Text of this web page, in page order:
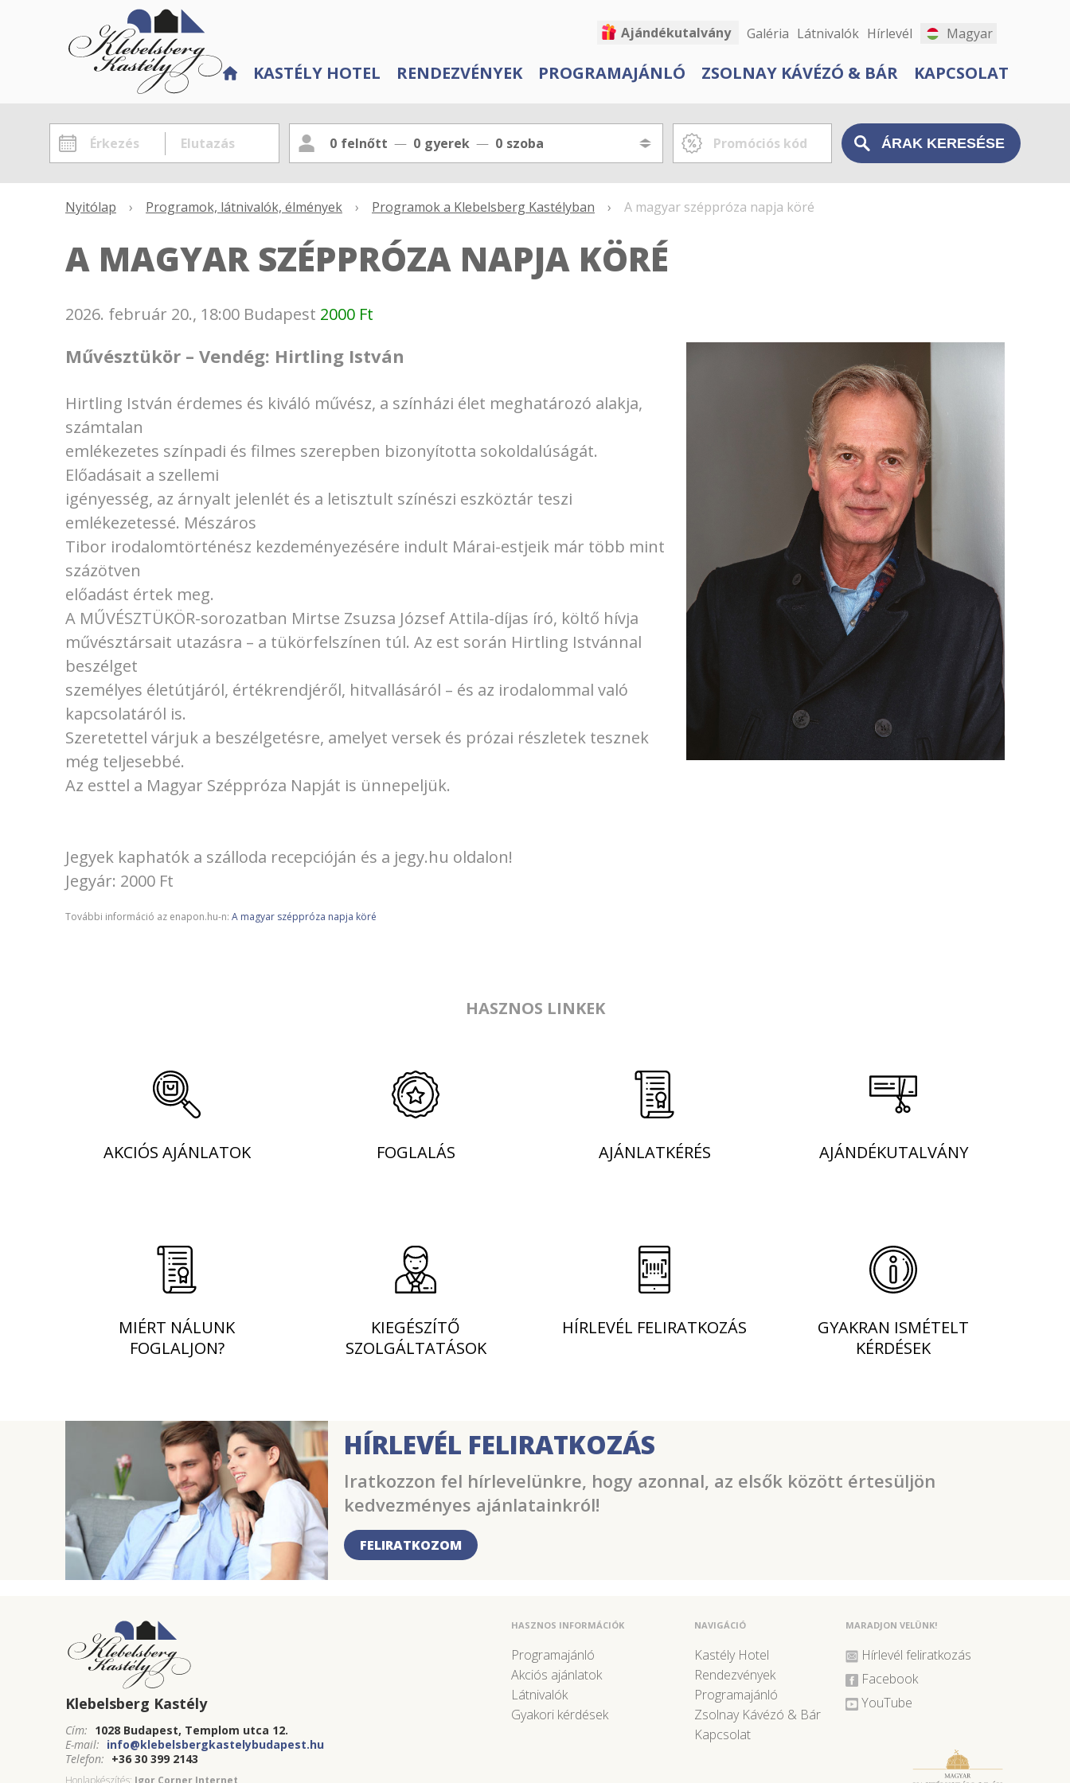
Ajándékutalvány Galéria Látnivalók Hírlevél Magyar
KASTÉLY HOTEL RENDEZVÉNYEK PROGRAMAJÁNLÓ ZSOLNAY KÁVÉZÓ & BÁR KAPCSOLAT
0 felnőtt 0 gyerek 0 szoba
Nyitólap › Programok, látnivalók, élmények › Programok a Klebelsberg Kastélyban › A magyar széppróza napja köré
A MAGYAR SZÉPPRÓZA NAPJA KÖRÉ
2026. február 20., 18:00 Budapest 2000 Ft
Művésztükör – Vendég: Hirtling István
Hirtling István érdemes és kiváló művész, a színházi élet meghatározó alakja,
számtalan
emlékezetes színpadi és filmes szerepben bizonyította sokoldalúságát.
Előadásait a szellemi
igényesség, az árnyalt jelenlét és a letisztult színészi eszköztár teszi
emlékezetessé. Mészáros
Tibor irodalomtörténész kezdeményezésére indult Márai-estjeik már több mint
százötven
előadást értek meg.
A MŰVÉSZTÜKÖR-sorozatban Mirtse Zsuzsa József Attila-díjas író, költő hívja
művésztársait utazásra – a tükörfelszínen túl. Az est során Hirtling Istvánnal
beszélget
személyes életútjáról, értékrendjéről, hitvallásáról – és az irodalommal való
kapcsolatáról is.
Szeretettel várjuk a beszélgetésre, amelyet versek és prózai részletek tesznek
még teljesebbé.
Az esttel a Magyar Széppróza Napját is ünnepeljük.
Jegyek kaphatók a szálloda recepcióján és a jegy.hu oldalon!
Jegyár: 2000 Ft
További információ az enapon.hu-n: A magyar széppróza napja köré
HASZNOS LINKEK
AKCIÓS AJÁNLATOK FOGLALÁS AJÁNLATKÉRÉS AJÁNDÉKUTALVÁNY
MIÉRT NÁLUNK
FOGLALJON?
KIEGÉSZÍTŐ
SZOLGÁLTATÁSOK
HÍRLEVÉL FELIRATKOZÁS
GYAKRAN ISMÉTELT
KÉRDÉSEK
HÍRLEVÉL FELIRATKOZÁS
Iratkozzon fel hírlevelünkre, hogy azonnal, az elsők között értesüljön
kedvezményes ajánlatainkról!
FELIRATKOZOM
Klebelsberg Kastély
Cím: 1028 Budapest, Templom utca 12.
E-mail: info@klebelsbergkastelybudapest.hu
Telefon: +36 30 399 2143
Honlapkészítés: Igor Corner Internet
HASZNOS INFORMÁCIÓK
Programajánló
Akciós ajánlatok
Látnivalók
Gyakori kérdések
NAVIGÁCIÓ
Kastély Hotel
Rendezvények
Programajánló
Zsolnay Kávézó & Bár
Kapcsolat
MARADJON VELÜNK!
Hírlevél feliratkozás
Facebook
YouTube